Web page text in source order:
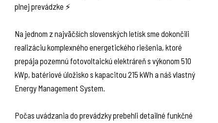
plnej prevádzke ⚡
Na jednom z najväčších slovenských letísk sme dokončili
realizáciu komplexného energetického riešenia, ktoré
prepája pozemnú fotovoltaickú elektráreň s výkonom 510
kWp, batériové úložisko s kapacitou 215 kWh a náš vlastný
Energy Management System.
Počas uvádzania do prevádzky prebehli detailné funkčné